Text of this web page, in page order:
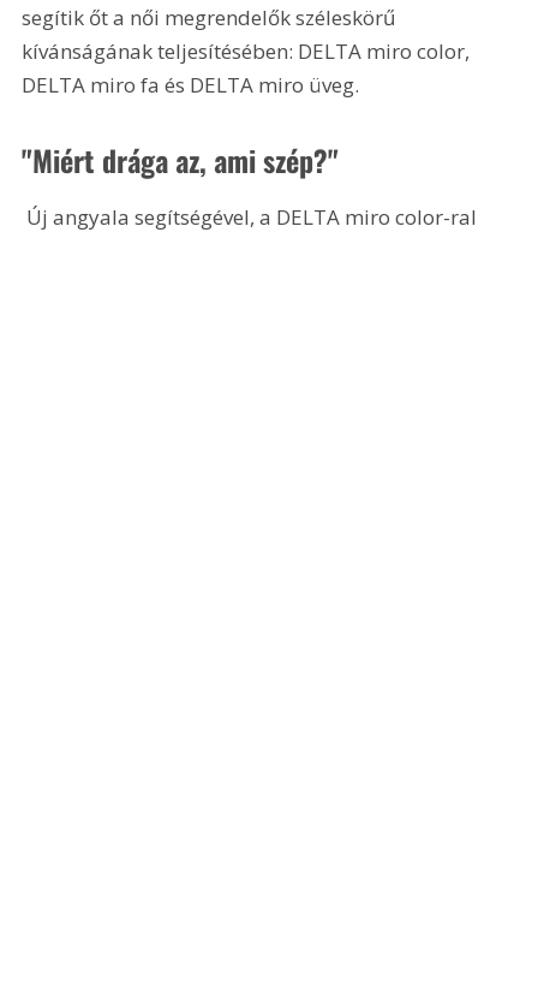
segítik őt a női megrendelők széleskörű
kívánságának teljesítésében: DELTA miro color,
DELTA miro fa és DELTA miro üveg.
"Miért drága az, ami szép?"
Új angyala segítségével, a DELTA miro color-ral